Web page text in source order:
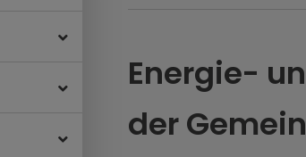
Energie-
der